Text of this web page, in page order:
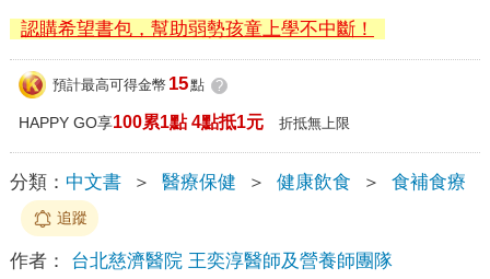
認購希望書包，幫助弱勢孩童上學不中斷！
預計最高可得金幣 15點 ?
HAPPY GO享100累1點 4點抵1元 折抵無上限
分類： 中文書 ＞ 醫療保健 ＞ 健康飲食 ＞ 食補食療
追蹤
作者： 台北慈濟醫院 王奕淳醫師及營養師團隊